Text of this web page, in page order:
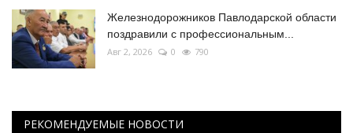
Железнодорожников Павлодарской области
поздравили с профессиональным...
Авг 2, 2026 0 790
РЕКОМЕНДУЕМЫЕ НОВОСТИ